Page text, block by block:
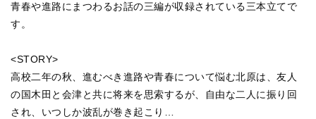
青春や進路にまつわるお話の三編が収録されている三本立てで
す。
<STORY>
高校二年の秋、進むべき進路や青春について悩む北原は、友人
の国木田と会津と共に将来を思索するが、自由な二人に振り回
され、いつしか波乱が巻き起こり…